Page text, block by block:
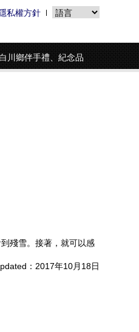
私權方針
白川鄉伴手禮、紀念品
殘雪。接著，就可以感
：2017年10月18日